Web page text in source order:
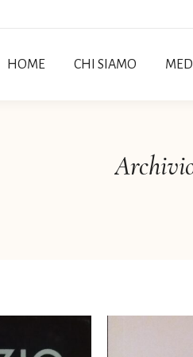
HOME CHI SIAMO